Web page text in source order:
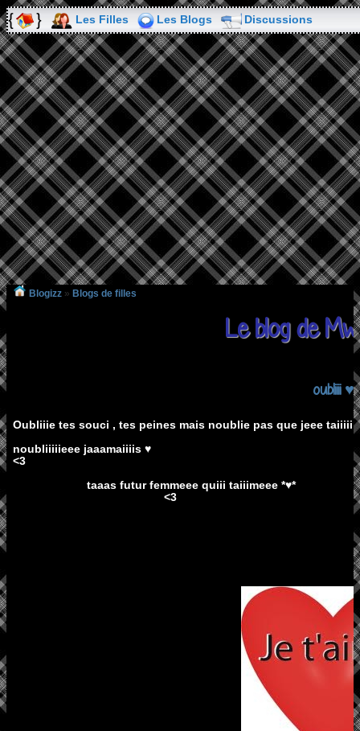
Les Filles Les Blogs Discussions
Blogizz » Blogs de filles
Le blog de
oubliiii ♥
Oubliiie tes souci , tes peines mais noublie pas que jeee
noubliiiiieee jaaamaiiiis ♥
<3
taaas futur femmeee quiii taiiimeee *♥*
<3